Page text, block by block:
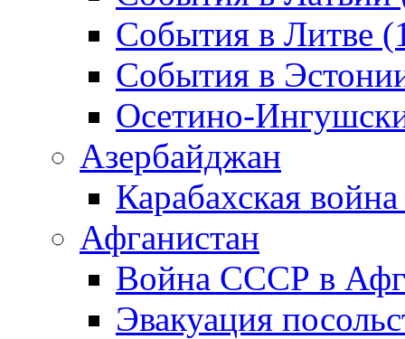
События в Литве
События в
Осетино-
Азербайджан
Карабахская
Афганистан
Война СССР в
Эвакуация